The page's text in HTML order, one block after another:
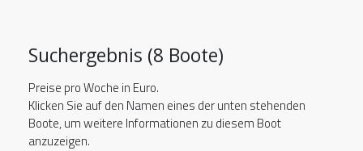
Suchergebnis (8 Boote)
Preise pro Woche in Euro.
Klicken Sie auf den Namen eines der unten stehenden
Boote, um weitere Informationen zu diesem Boot
anzuzeigen.